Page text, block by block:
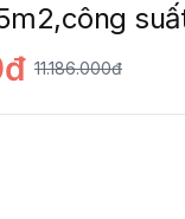
11.186.000đ